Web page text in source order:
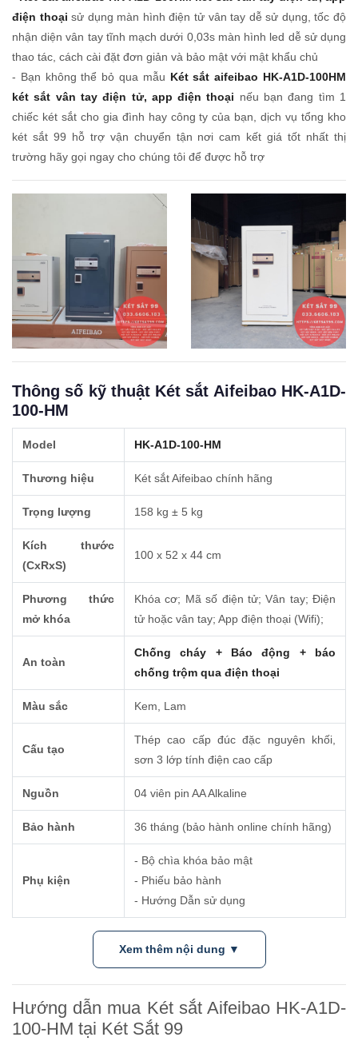
điện thoại sử dụng màn hình điện tử vân tay dễ sử dụng, tốc độ
nhận diện vân tay tĩnh mạch dưới 0,03s màn hình led dễ sử dụng
thao tác, cách cài đặt đơn giản và bảo mật với mật khẩu chủ
- Bạn không thể bỏ qua mẫu Két sắt aifeibao HK-A1D-100HM
két sắt vân tay điện tử, app điện thoại nếu bạn đang tìm 1
chiếc két sắt cho gia đình hay công ty của bạn, dịch vụ tổng kho
két sắt 99 hỗ trợ vận chuyển tận nơi cam kết giá tốt nhất thị
trường hãy gọi ngay cho chúng tôi để được hỗ trợ
Thông số kỹ thuật Két sắt Aifeibao HK-A1D-
100-HM
Model HK-A1D-100-HM
Thương hiệu Két sắt Aifeibao chính hãng
Trọng lượng 158 kg ± 5 kg
Kích thước
(CxRxS)
100 x 52 x 44 cm
Phương thức
mở khóa
Khóa cơ; Mã số điện tử; Vân tay; Điện
tử hoặc vân tay; App điện thoại (Wifi);
An toàn
Chống cháy + Báo động + báo
chống trộm qua điện thoại
Màu sắc Kem, Lam
Cấu tạo
Thép cao cấp đúc đặc nguyên khối,
sơn 3 lớp tính điện cao cấp
Nguồn 04 viên pin AA Alkaline
Bảo hành 36 tháng (bảo hành online chính hãng)
Phụ kiện
- Bộ chìa khóa bảo mật
- Phiếu bảo hành
- Hướng Dẫn sử dụng
Xem thêm nội dung ▼
Hướng dẫn mua Két sắt Aifeibao HK-A1D-
100-HM tại Két Sắt 99